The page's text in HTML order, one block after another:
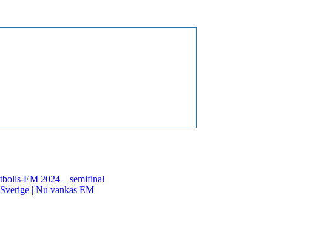
EM 2024 – semifinal
| Nu vankas EM